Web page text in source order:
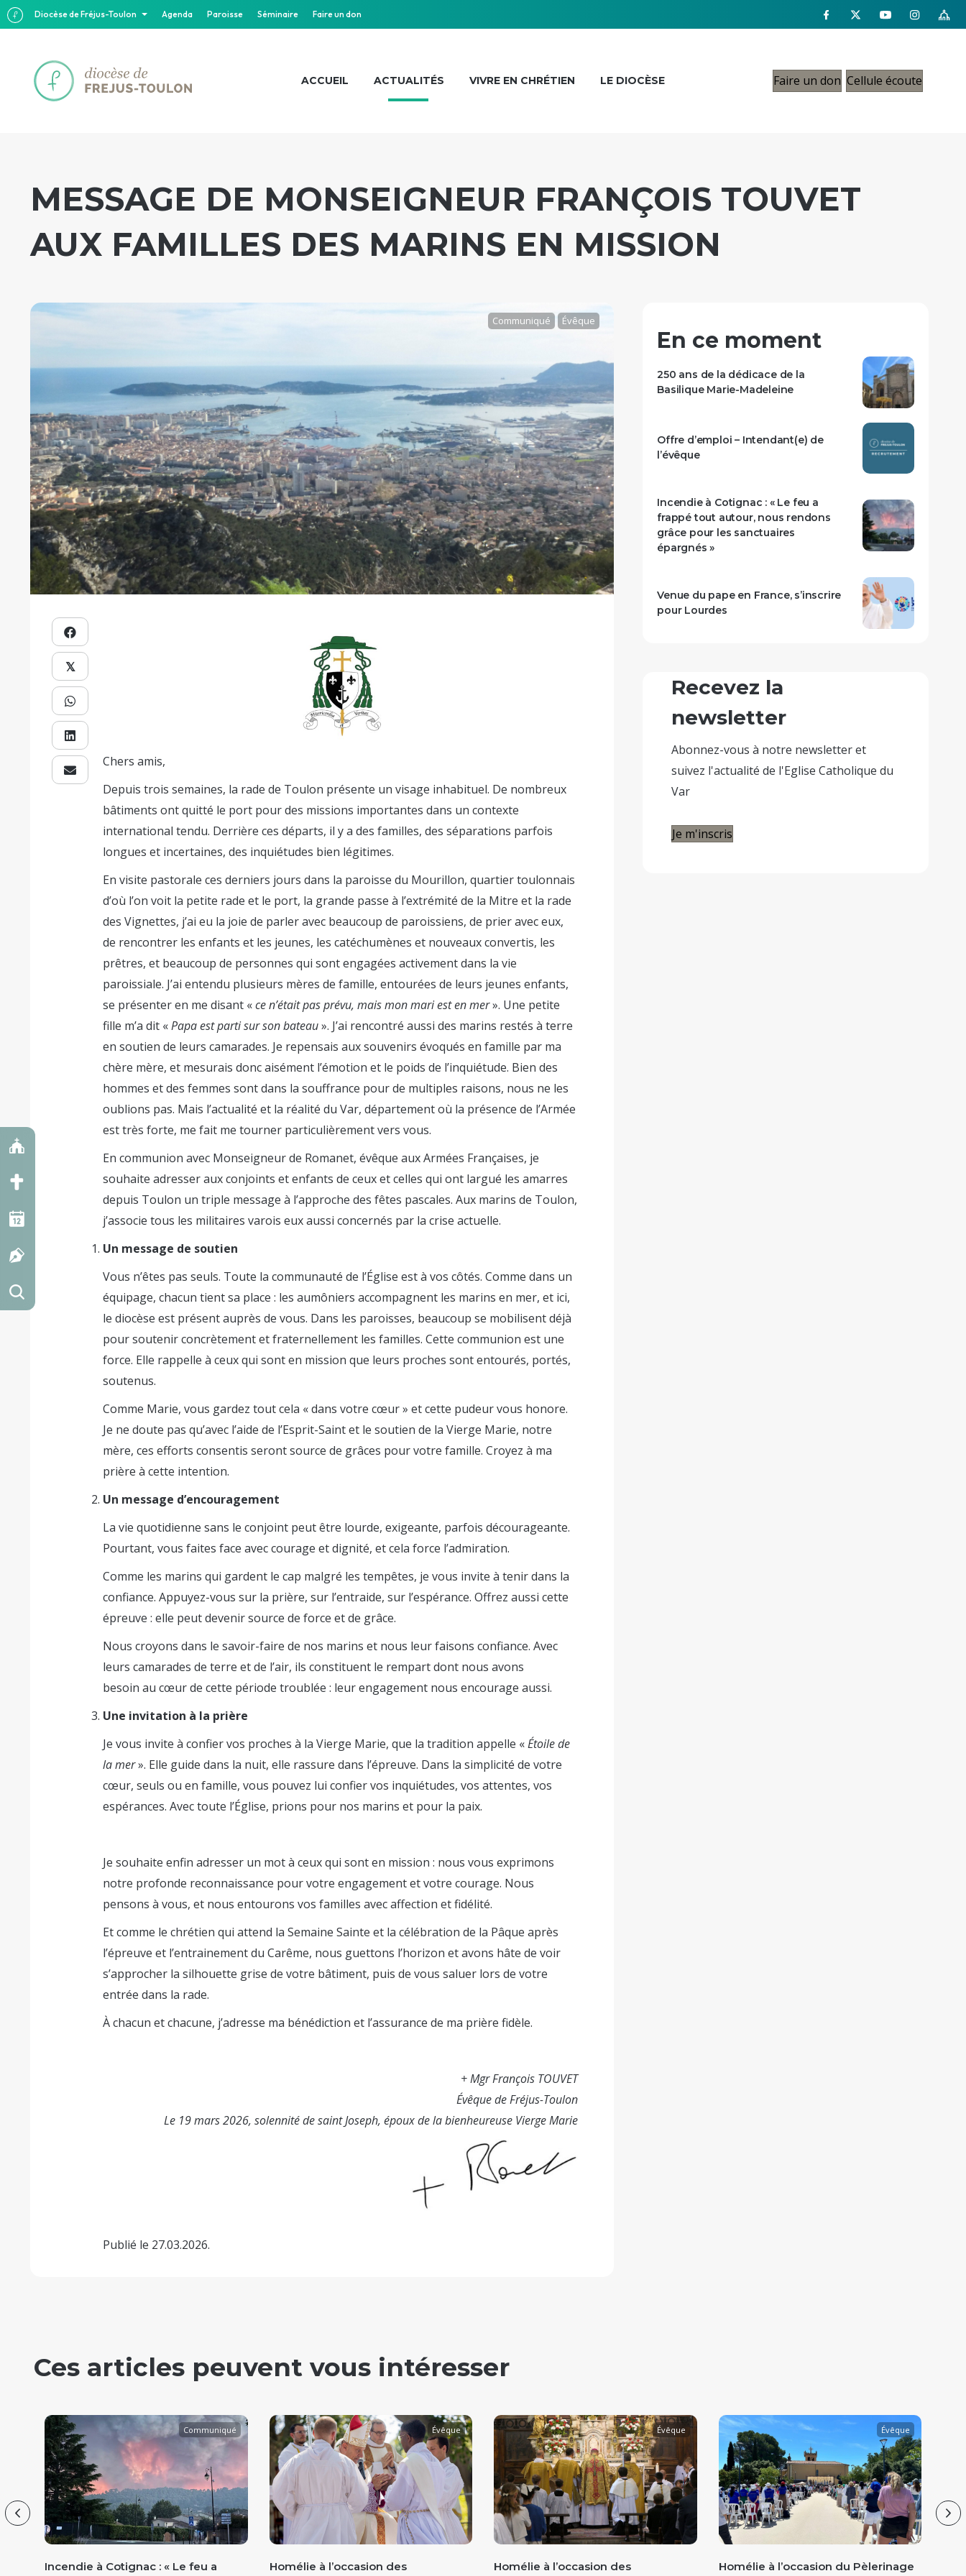
Diocèse de Fréjus-Toulon Agenda Paroisse Séminaire Faire un don
ACCUEIL ACTUALITÉS VIVRE EN CHRÉTIEN LE DIOCÈSE Faire un don Cellule écoute
MESSAGE DE MONSEIGNEUR FRANÇOIS TOUVET
AUX FAMILLES DES MARINS EN MISSION
Communiqué Évêque
𝕏
Chers amis,
Depuis trois semaines, la rade de Toulon présente un visage inhabituel. De nombreux
bâtiments ont quitté le port pour des missions importantes dans un contexte
international tendu. Derrière ces départs, il y a des familles, des séparations parfois
longues et incertaines, des inquiétudes bien légitimes.
En visite pastorale ces derniers jours dans la paroisse du Mourillon, quartier toulonnais
d’où l’on voit la petite rade et le port, la grande passe à l’extrémité de la Mitre et la rade
des Vignettes, j’ai eu la joie de parler avec beaucoup de paroissiens, de prier avec eux,
de rencontrer les enfants et les jeunes, les catéchumènes et nouveaux convertis, les
prêtres, et beaucoup de personnes qui sont engagées activement dans la vie
paroissiale. J’ai entendu plusieurs mères de famille, entourées de leurs jeunes enfants,
se présenter en me disant «ce n’était pas prévu, mais mon mari est en mer». Une petite
fille m’a dit «Papa est parti sur son bateau». J’ai rencontré aussi des marins restés à terre
en soutien de leurs camarades. Je repensais aux souvenirs évoqués en famille par ma
chère mère, et mesurais donc aisément l’émotion et le poids de l’inquiétude. Bien des
hommes et des femmes sont dans la souffrance pour de multiples raisons, nous ne les
oublions pas. Mais l’actualité et la réalité du Var, département où la présence de l’Armée
est très forte, me fait me tourner particulièrement vers vous.
En communion avec Monseigneur de Romanet, évêque aux Armées Françaises, je
souhaite adresser aux conjoints et enfants de ceux et celles qui ont largué les amarres
depuis Toulon un triple message à l’approche des fêtes pascales. Aux marins de Toulon,
j’associe tous les militaires varois eux aussi concernés par la crise actuelle.
Un message de soutien
Vous n’êtes pas seuls. Toute la communauté de l’Église est à vos côtés. Comme dans un
équipage, chacun tient sa place : les aumôniers accompagnent les marins en mer, et ici,
le diocèse est présent auprès de vous. Dans les paroisses, beaucoup se mobilisent déjà
pour soutenir concrètement et fraternellement les familles. Cette communion est une
force. Elle rappelle à ceux qui sont en mission que leurs proches sont entourés, portés,
soutenus.
Comme Marie, vous gardez tout cela « dans votre cœur » et cette pudeur vous honore.
Je ne doute pas qu’avec l’aide de l’Esprit-Saint et le soutien de la Vierge Marie, notre
mère, ces efforts consentis seront source de grâces pour votre famille. Croyez à ma
prière à cette intention.
Un message d’encouragement
La vie quotidienne sans le conjoint peut être lourde, exigeante, parfois décourageante.
Pourtant, vous faites face avec courage et dignité, et cela force l’admiration.
Comme les marins qui gardent le cap malgré les tempêtes, je vous invite à tenir dans la
confiance. Appuyez-vous sur la prière, sur l’entraide, sur l’espérance. Offrez aussi cette
épreuve : elle peut devenir source de force et de grâce.
Nous croyons dans le savoir-faire de nos marins et nous leur faisons confiance. Avec
leurs camarades de terre et de l’air, ils constituent le rempart dont nous avons
besoin au cœur de cette période troublée : leur engagement nous encourage aussi.
Une invitation à la prière
Je vous invite à confier vos proches à la Vierge Marie, que la tradition appelle «Étoile de
la mer». Elle guide dans la nuit, elle rassure dans l’épreuve. Dans la simplicité de votre
cœur, seuls ou en famille, vous pouvez lui confier vos inquiétudes, vos attentes, vos
espérances. Avec toute l’Église, prions pour nos marins et pour la paix.
Je souhaite enfin adresser un mot à ceux qui sont en mission : nous vous exprimons
notre profonde reconnaissance pour votre engagement et votre courage. Nous
pensons à vous, et nous entourons vos familles avec affection et fidélité.
Et comme le chrétien qui attend la Semaine Sainte et la célébration de la Pâque après
l’épreuve et l’entrainement du Carême, nous guettons l’horizon et avons hâte de voir
s’approcher la silhouette grise de votre bâtiment, puis de vous saluer lors de votre
entrée dans la rade.
À chacun et chacune, j’adresse ma bénédiction et l’assurance de ma prière fidèle.
+ Mgr François TOUVET
Évêque de Fréjus-Toulon
Le 19 mars 2026, solennité de saint Joseph, époux de la bienheureuse Vierge Marie
Publié le 27.03.2026.
En ce moment
250 ans de la dédicace de la
Basilique Marie-Madeleine
Offre d’emploi – Intendant(e) de
l’évêque
Incendie à Cotignac : « Le feu a
frappé tout autour, nous rendons
grâce pour les sanctuaires
épargnés »
Venue du pape en France, s’inscrire
pour Lourdes
Recevez la
newsletter
Abonnez-vous à notre newsletter et
suivez l'actualité de l'Eglise Catholique du
Var
Je m'inscris
Ces articles peuvent vous intéresser
Communiqué
Incendie à Cotignac : « Le feu a
Évêque
Homélie à l’occasion des
Évêque
Homélie à l’occasion des
Évêque
Homélie à l’occasion du Pèlerinage
Previous